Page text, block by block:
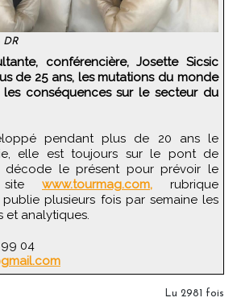
DR
de 25 ans, les mutations du monde
les conséquences sur le secteur du
pendant plus de 20 ans le
elle est toujours sur le pont de
décode le présent pour prévoir le
site www.tourmag.com, rubrique
publie plusieurs fois par semaine les
et analytiques.
04
Lu 2981 fois